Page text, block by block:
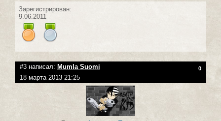
Зарегистрирован:
9.06.2011
#3 написал: Mumla Suomi 0
18 марта 2013 21:25